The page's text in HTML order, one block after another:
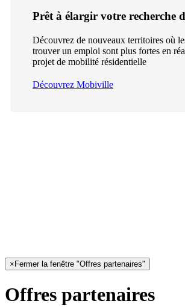
Prêt à élargir votre recherche
Découvrez de nouveaux territoires où
trouver un emploi sont plus fortes en
projet de mobilité résidentielle
Découvrez Mobiville
× Fermer la fenêtre "Offres partenaires"
Offres partenaires